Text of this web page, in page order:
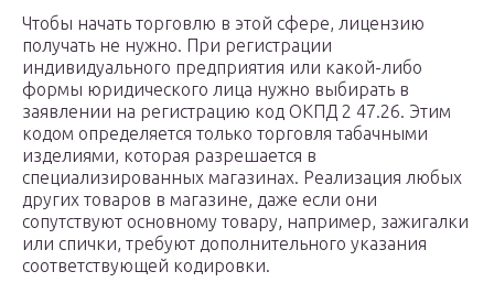
Чтобы начать торговлю в этой сфере, лицензию
получать не нужно. При регистрации
индивидуального предприятия или какой-либо
формы юридического лица нужно выбирать в
заявлении на регистрацию код ОКПД 2 47.26. Этим
кодом определяется только торговля табачными
изделиями, которая разрешается в
специализированных магазинах. Реализация любых
других товаров в магазине, даже если они
сопутствуют основному товару, например, зажигалки
или спички, требуют дополнительного указания
соответствующей кодировки.